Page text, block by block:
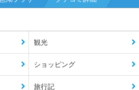
観光
ショッピング
旅行記